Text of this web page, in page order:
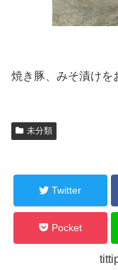
焼き豚、みそ漬けを
未分類
Twitter
Pocket